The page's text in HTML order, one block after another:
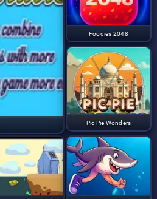
Foodies 2048
Pic Pie Wonders